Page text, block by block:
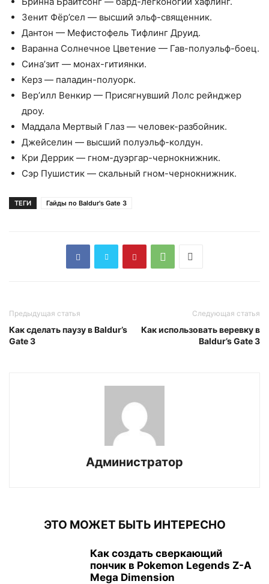
Зенит Фёр’сел — высший эльф-священник.
Дантон — Мефистофель Тифлинг Друид.
Варанна Солнечное Цветение — Гав-полуэльф-боец.
Сина’зит — монах-гитиянки.
Керз — паладин-полуорк.
Вер’илл Венкир — Присягнувший Лолс рейнджер
дроу.
Маддала Мертвый Глаз — человек-разбойник.
Джейселин — высший полуэльф-колдун.
Кри Деррик — гном-дуэргар-чернокнижник.
Сэр Пушистик — скальный гном-чернокнижник.
ТЕГИ Гайды по Baldur's Gate 3
Предыдущая статья
Как сделать паузу в Baldur’s
Gate 3
Следующая статья
Как использовать веревку в
Baldur’s Gate 3
Администратор
ЭТО МОЖЕТ БЫТЬ ИНТЕРЕСНО
Как создать сверкающий
пончик в Pokemon Legends Z-A
Mega Dimension